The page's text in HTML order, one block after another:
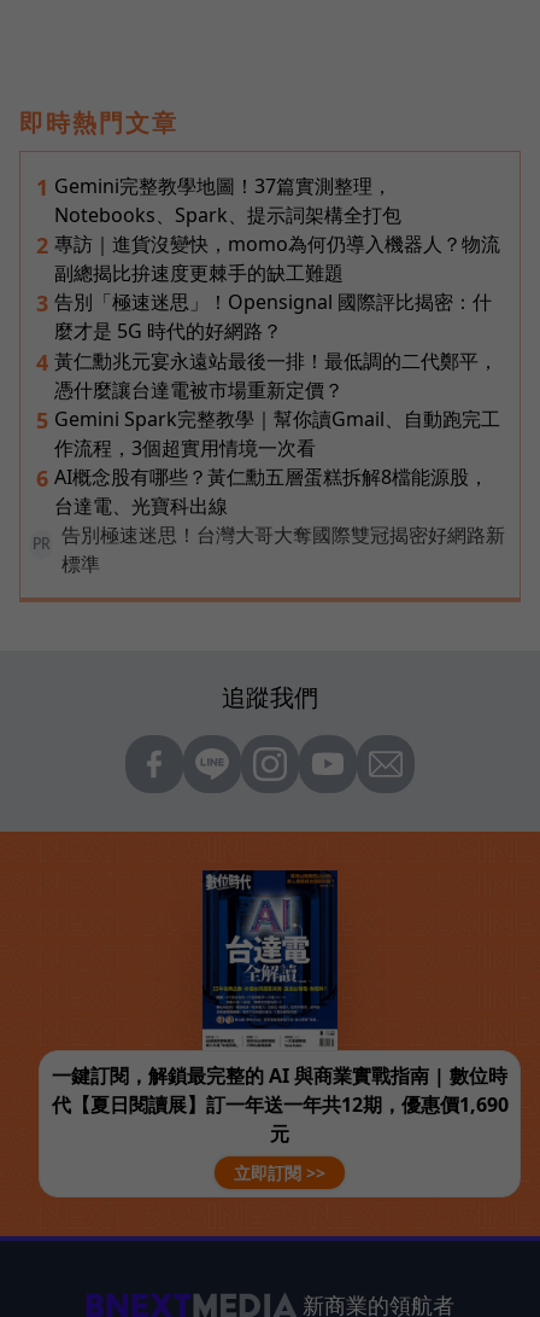
即時熱門文章
1 Gemini完整教學地圖！37篇實測整理，
Notebooks、Spark、提示詞架構全打包
2 專訪｜進貨沒變快，momo為何仍導入機器人？物流
副總揭比拚速度更棘手的缺工難題
3 告別「極速迷思」！Opensignal 國際評比揭密：什
麼才是 5G 時代的好網路？
4 黃仁勳兆元宴永遠站最後一排！最低調的二代鄭平，
憑什麼讓台達電被市場重新定價？
5 Gemini Spark完整教學｜幫你讀Gmail、自動跑完工
作流程，3個超實用情境一次看
6 AI概念股有哪些？黃仁勳五層蛋糕拆解8檔能源股，
台達電、光寶科出線
PR
告別極速迷思！台灣大哥大奪國際雙冠揭密好網路新
標準
追蹤我們
一鍵訂閱，解鎖最完整的 AI 與商業實戰指南 | 數位時
代【夏日閱讀展】訂一年送一年共12期，優惠價1,690
元
立即訂閱 >>
新商業的領航者